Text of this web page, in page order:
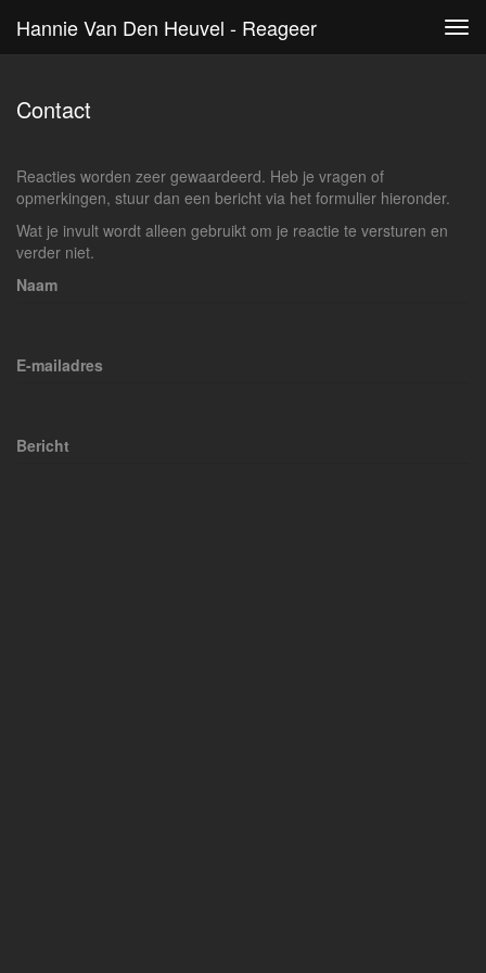
Hannie Van Den Heuvel - Reageer
Contact
Reacties worden zeer gewaardeerd. Heb je vragen of
opmerkingen, stuur dan een bericht via het formulier hieronder.
Wat je invult wordt alleen gebruikt om je reactie te versturen en
verder niet.
Naam
E-mailadres
Bericht